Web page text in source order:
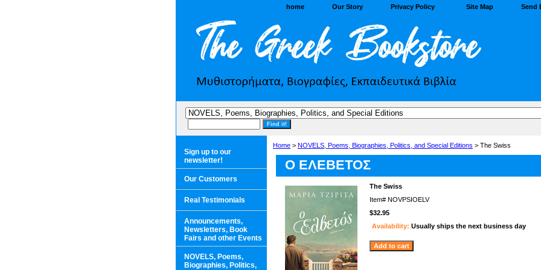
home Our Story Privacy Policy Site Map Send
Home > NOVELS, Poems, Biographies, Politics, and Special Editions > The Swiss
Ο ΕΛΕΒΕΤΟΣ
The Swiss
Item# NOVPSIOELV
$32.95
Availability: Usually ships the next business day
Sign up to our
newsletter!
Our Customers
Real Testimonials
Announcements,
Newsletters, Book
Fairs and other Events
NOVELS, Poems,
Biographies, Politics,